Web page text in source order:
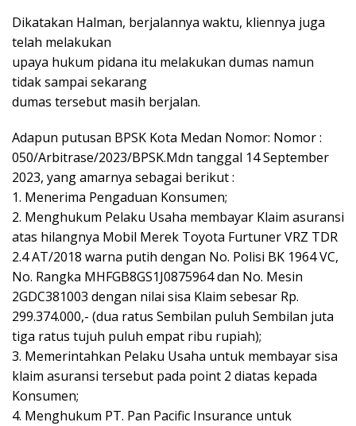
Dikatakan Halman, berjalannya waktu, kliennya juga
telah melakukan
upaya hukum pidana itu melakukan dumas namun
tidak sampai sekarang
dumas tersebut masih berjalan.
Adapun putusan BPSK Kota Medan Nomor: Nomor :
050/Arbitrase/2023/BPSK.Mdn tanggal 14 September
2023, yang amarnya sebagai berikut :
1. Menerima Pengaduan Konsumen;
2. Menghukum Pelaku Usaha membayar Klaim asuransi
atas hilangnya Mobil Merek Toyota Furtuner VRZ TDR
2.4 AT/2018 warna putih dengan No. Polisi BK 1964 VC,
No. Rangka MHFGB8GS1J0875964 dan No. Mesin
2GDC381003 dengan nilai sisa Klaim sebesar Rp.
299.374.000,- (dua ratus Sembilan puluh Sembilan juta
tiga ratus tujuh puluh empat ribu rupiah);
3. Memerintahkan Pelaku Usaha untuk membayar sisa
klaim asuransi tersebut pada point 2 diatas kepada
Konsumen;
4. Menghukum PT. Pan Pacific Insurance untuk